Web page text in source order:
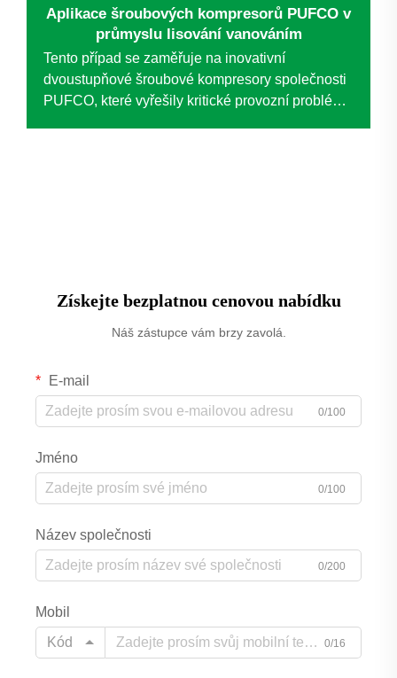
Aplikace šroubových kompresorů PUFCO v
průmyslu lisování vanováním
Tento případ se zaměřuje na inovativní
dvoustupňové šroubové kompresory společnosti
PUFCO, které vyřešily kritické provozní problémy
Získejte bezplatnou cenovou nabídku
Náš zástupce vám brzy zavolá.
E-mail
0/100
Jméno
0/100
Název společnosti
0/200
Mobil
Kód
0/16